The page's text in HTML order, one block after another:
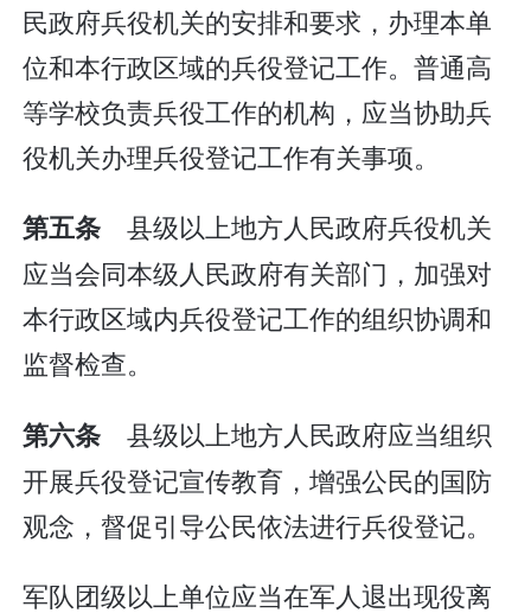
民政府兵役机关的安排和要求，办理本单
位和本行政区域的兵役登记工作。普通高
等学校负责兵役工作的机构，应当协助兵
役机关办理兵役登记工作有关事项。
第五条县级以上地方人民政府兵役机关
应当会同本级人民政府有关部门，加强对
本行政区域内兵役登记工作的组织协调和
监督检查。
第六条县级以上地方人民政府应当组织
开展兵役登记宣传教育，增强公民的国防
观念，督促引导公民依法进行兵役登记。
军队团级以上单位应当在军人退出现役离